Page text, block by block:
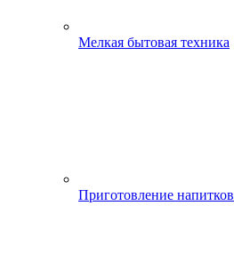
Мелкая бытовая техника
Приготовление напитков